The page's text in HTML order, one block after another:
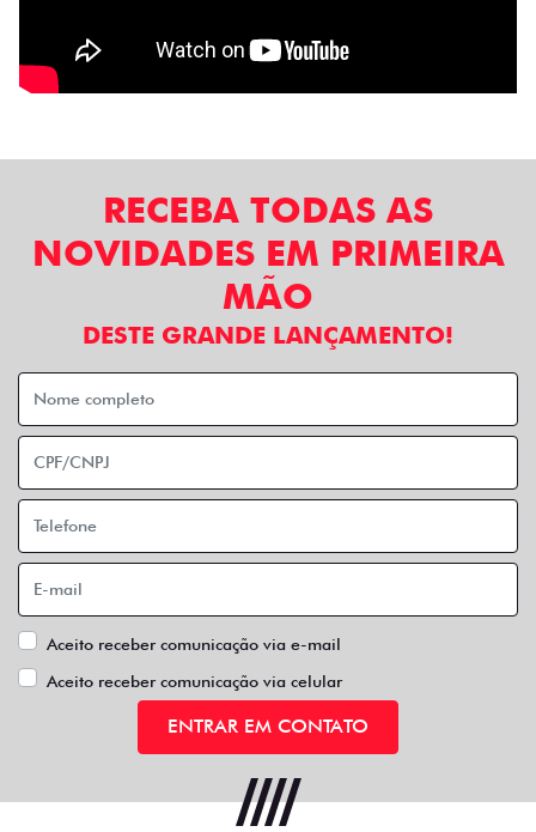
RECEBA TODAS AS
NOVIDADES EM PRIMEIRA
MÃO
DESTE GRANDE LANÇAMENTO!
Aceito receber comunicação via e-mail
Aceito receber comunicação via celular
ENTRAR EM CONTATO